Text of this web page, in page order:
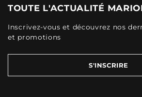
TOUTE L'ACTUALITÉ
Inscrivez-vous et découvrez nos
et promotions
S'INSCRIRE